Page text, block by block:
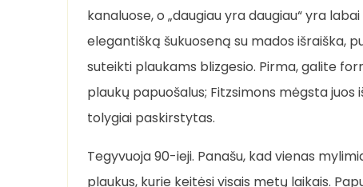
kanaluose, o „daugiau yra daugiau“ yra
elegantišką šukuoseną su mados išraiška,
suteikti plaukams blizgesio. Pirma, galite
plaukų papuošalus; Fitzsimons mėgsta
tolygiai paskirstytas.
Tegyvuoja 90-ieji. Panašu, kad vienas
plaukus, kurie keitėsi visais metų laikais.